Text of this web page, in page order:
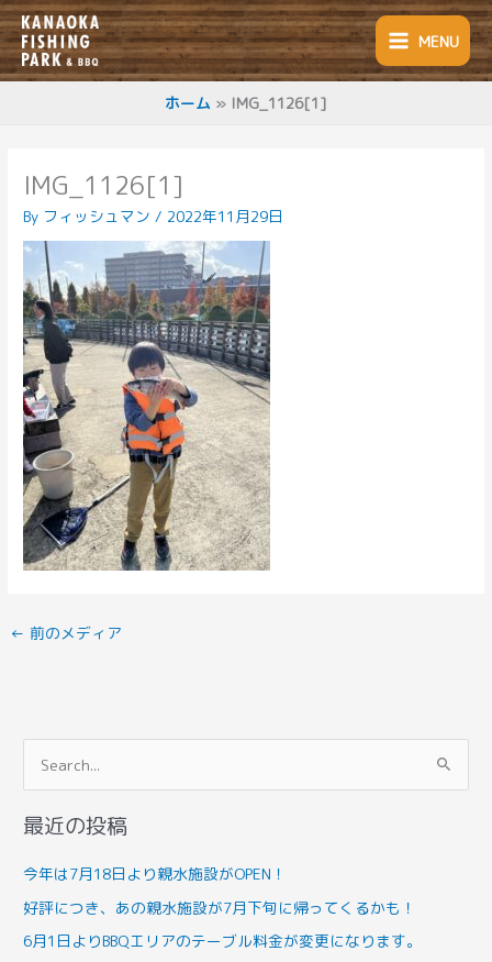
内
容
を
ス
MENU
ホーム IMG_1126[1]
IMG_1126[1]
By フィッシュマン / 2022年11月29日
← 前のメディア
索
対
最近の投稿
今年は7月18日より親水施設がOPEN！
好評につき、あの親水施設が7月下旬に帰ってくるかも！
6月1日よりBBQエリアのテーブル料金が変更になります。